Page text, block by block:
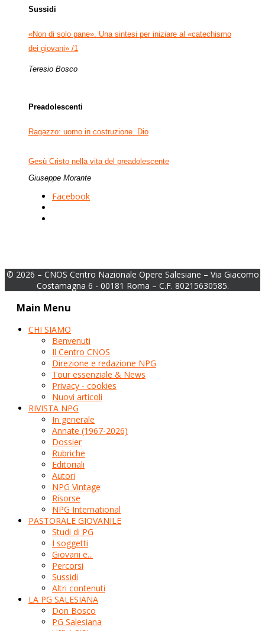
Sussidi
«Non di solo pane». Una sintesi per iniziare al «catechismo
dei giovani» /1
Teresio Bosco
Preadolescenti
Ragazzo: uomo in costruzione. Dio
Gesù Cristo nella vita del preadolescente
Giuseppe Morante
Facebook
© 2026 – CNOS Centro Nazionale Opere Salesiane – Via Giacomo
Costamagna 6 - 00181 Roma – C.F. 80215630585.
Main Menu
CHI SIAMO
Benvenuti
Il Centro CNOS
Direzione e redazione NPG
Tour essenziale & News
Privacy - cookies
Nuovi articoli
RIVISTA NPG
In generale
Annate (1967-2026)
Dossier
Rubriche
Editoriali
Autori
NPG Vintage
Risorse
NPG International
PASTORALE GIOVANILE
Studi di PG
I soggetti
Giovani e...
Percorsi
Sussidi
Altri contenuti
LA PG SALESIANA
Don Bosco
PG Salesiana